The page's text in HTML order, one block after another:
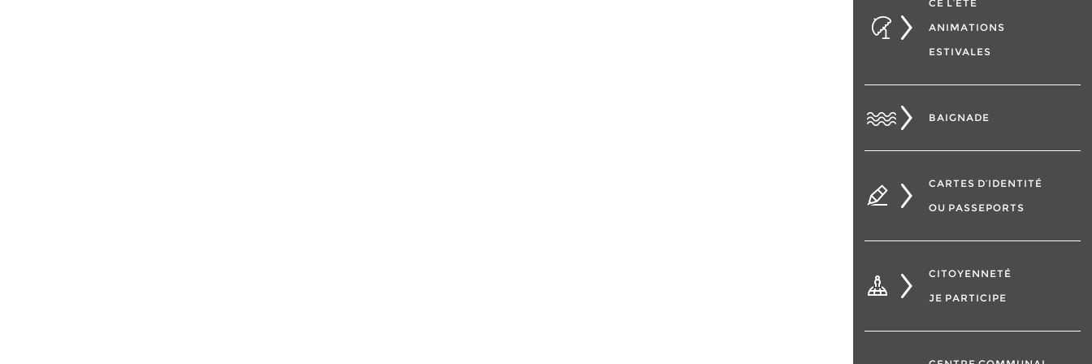
CÉ L’ÉTÉ
ANIMATIONS
ESTIVALES
BAIGNADE
CARTES D’IDENTITÉ
OU PASSEPORTS
CITOYENNETÉ
JE PARTICIPE